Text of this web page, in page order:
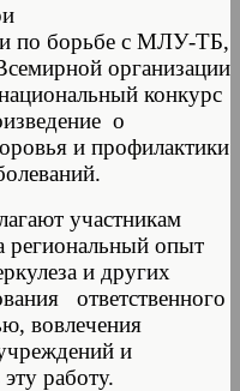
по борьбе с МЛУ-ТБ,
организации
конкурс
о
и профилактики
участникам
региональный опыт
и других
ответственного
вовлечения
и
работу.